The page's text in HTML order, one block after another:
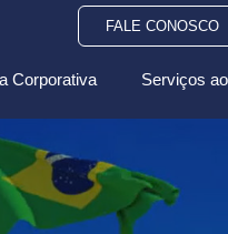
FALE CONOSCO
Corporativa Serviços